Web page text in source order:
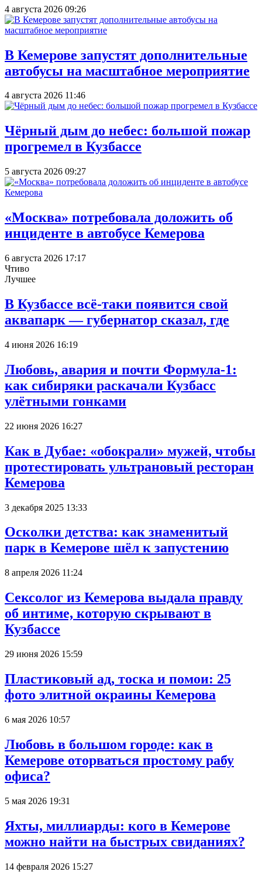
4 августа 2026 09:26
В Кемерове запустят дополнительные
автобусы на масштабное мероприятие
4 августа 2026 11:46
Чёрный дым до небес: большой пожар
прогремел в Кузбассе
5 августа 2026 09:27
«Москва» потребовала доложить об
инциденте в автобусе Кемерова
6 августа 2026 17:17
Чтиво
Лучшее
В Кузбассе всё-таки появится свой
аквапарк — губернатор сказал, где
4 июня 2026 16:19
Любовь, авария и почти Формула-1:
как сибиряки раскачали Кузбасс
улётными гонками
22 июня 2026 16:27
Как в Дубае: «обокрали» мужей, чтобы
протестировать ультрановый ресторан
Кемерова
3 декабря 2025 13:33
Осколки детства: как знаменитый
парк в Кемерове шёл к запустению
8 апреля 2026 11:24
Сексолог из Кемерова выдала правду
об интиме, которую скрывают в
Кузбассе
29 июня 2026 15:59
Пластиковый ад, тоска и помои: 25
фото элитной окраины Кемерова
6 мая 2026 10:57
Любовь в большом городе: как в
Кемерове оторваться простому рабу
офиса?
5 мая 2026 19:31
Яхты, миллиарды: кого в Кемерове
можно найти на быстрых свиданиях?
14 февраля 2026 15:27